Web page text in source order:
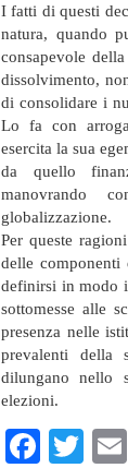
I fatti di questi
natura, quando
consapevole
dissolvimento,
di consolidare i
Lo fa con
esercita la sua
da quello
manovrando
globalizzazione.
Per queste
delle componenti
definirsi in modo
sottomesse alle
presenza nelle
prevalenti della
dilungano nello
elezioni.